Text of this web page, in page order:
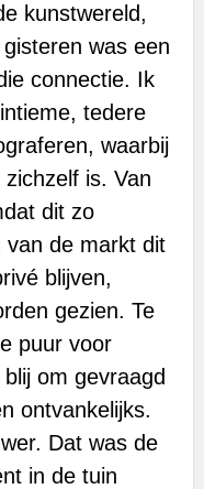
kunstwereld,
was een
connectie. Ik
tedere
waarbij
is. Van
dit zo
van de markt dit
blijven,
gezien. Te
puur voor
om gevraagd
ontvankelijks.
Dat was de
in de tuin